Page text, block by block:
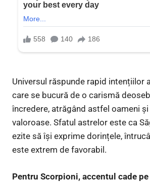
Universul răspunde rapid intențiilor
care se bucură de o carismă
încredere, atrăgând astfel oameni
valoroase. Sfatul astrelor este ca
ezite să își exprime dorințele,
este extrem de favorabil.
Pentru Scorpioni, accentul cade